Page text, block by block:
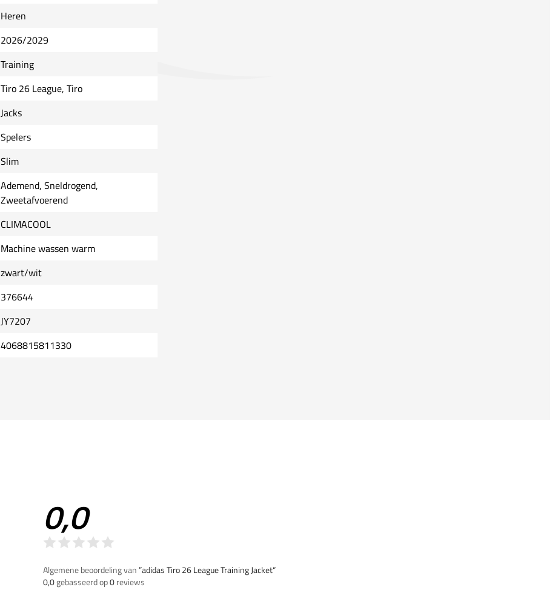
Heren
2026/2029
Training
Tiro 26 League, Tiro
Jacks
Spelers
Slim
Ademend, Sneldrogend,
Zweetafvoerend
CLIMACOOL
Machine wassen warm
zwart/wit
376644
JY7207
4068815811330
0,0
Algemene beoordeling van”adidas Tiro 26 League Training Jacket“
0,0gebasseerd op0reviews